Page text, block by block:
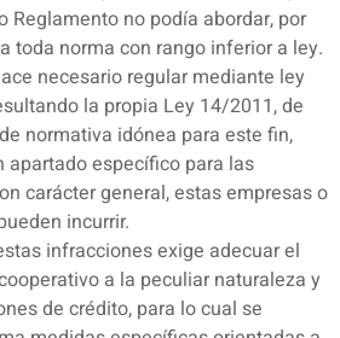
Reglamento no podía abordar, por
toda norma con rango inferior a ley.
necesario regular mediante ley
la propia Ley 14/2011, de
normativa idónea para este fin,
apartado específico para las
carácter general, estas empresas o
incurrir.
infracciones exige adecuar el
a la peculiar naturaleza y
de crédito, para lo cual se